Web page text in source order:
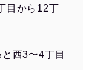
目から12丁
西3〜4丁目